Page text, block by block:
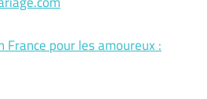
France pour les amoureux :